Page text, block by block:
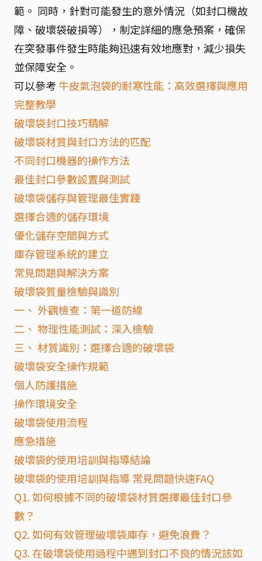
範。 同時，針對可能發生的意外情況（如封口機故
障、破壞袋破損等），制定詳細的應急預案，確保
在突發事件發生時能夠迅速有效地應對，減少損失
並保障安全。
可以參考 牛皮氣泡袋的耐寒性能：高效選擇與應用
完整教學
破壞袋封口技巧精解
破壞袋材質與封口方法的匹配
不同封口機器的操作方法
最佳封口參數設置與測試
破壞袋儲存與管理最佳實踐
選擇合適的儲存環境
優化儲存空間與方式
庫存管理系統的建立
常見問題與解決方案
破壞袋質量檢驗與識別
一、 外觀檢查：第一道防線
二、 物理性能測試：深入檢驗
三、 材質識別：選擇合適的破壞袋
破壞袋安全操作規範
個人防護措施
操作環境安全
破壞袋使用流程
應急措施
破壞袋的使用培訓與指導結論
破壞袋的使用培訓與指導 常見問題快速FAQ
Q1. 如何根據不同的破壞袋材質選擇最佳封口參
數？
Q2. 如何有效管理破壞袋庫存，避免浪費？
Q3. 在破壞袋使用過程中遇到封口不良的情況該如